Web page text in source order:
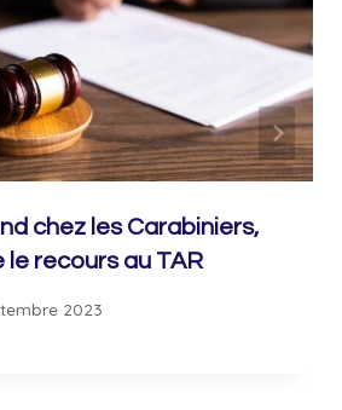
chez les Carabiniers,
le recours au TAR
2023